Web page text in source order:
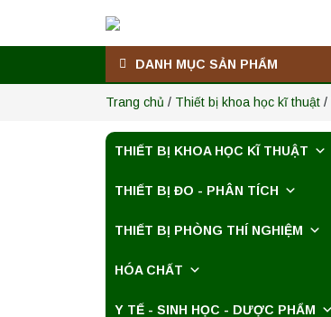
DANH MỤC SẢN PHẨM
THIẾT BỊ KHOA HỌC KĨ THUẬT
THIẾT BỊ ĐO - PHÂN TÍCH
THIẾT BỊ PHÒNG THÍ NGHIỆM
HÓA CHẤT
Y TẾ - SINH HỌC - DƯỢC PHẨM
Trang chủ / Thiết bị khoa học kĩ thuật /